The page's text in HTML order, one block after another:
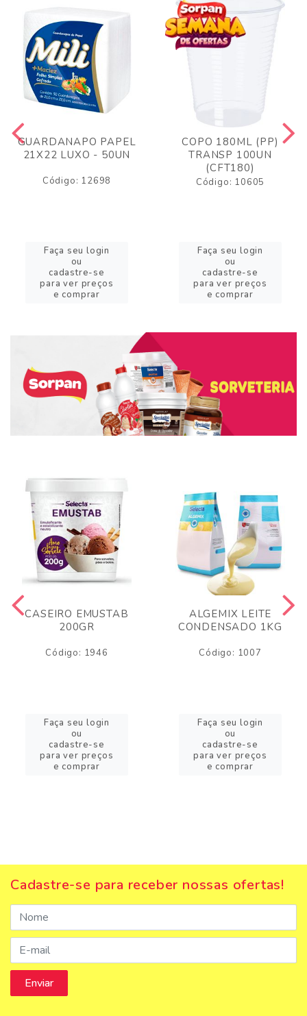
GUARDANAPO PAPEL
21X22 LUXO - 50UN
Código: 12698
Faça seu login
ou
cadastre-se
para ver preços
e comprar
COPO 180ML (PP)
TRANSP 100UN
(CFT180)
Código: 10605
Faça seu login
ou
cadastre-se
para ver preços
e comprar
CASEIRO EMUSTAB
200GR
Código: 1946
Faça seu login
ou
cadastre-se
para ver preços
e comprar
ALGEMIX LEITE
CONDENSADO 1KG
Código: 1007
Faça seu login
ou
cadastre-se
para ver preços
e comprar
Cadastre-se para receber nossas ofertas!